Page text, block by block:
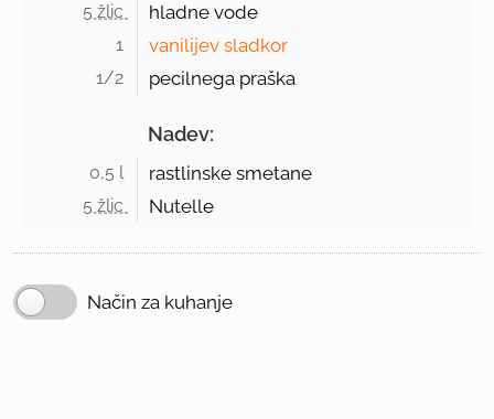
5 žlic hladne vode
1 vanilijev sladkor
1/2 pecilnega praška
Nadev:
0,5 l rastlinske smetane
5 žlic Nutelle
Način za kuhanje